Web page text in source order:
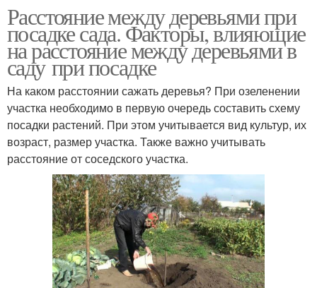
Расстояние между деревьями при
посадке сада. Факторы, влияющие
на расстояние между деревьями в
саду при посадке
На каком расстоянии сажать деревья? При озеленении
участка необходимо в первую очередь составить схему
посадки растений. При этом учитывается вид культур, их
возраст, размер участка. Также важно учитывать
расстояние от соседского участка.